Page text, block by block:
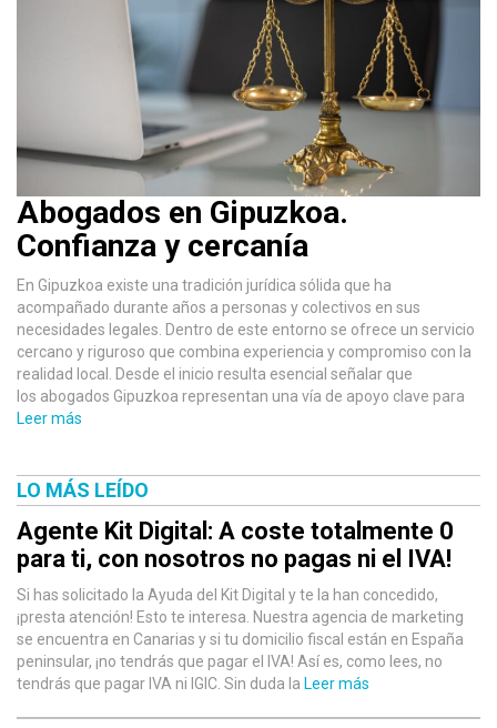
Abogados en Gipuzkoa.
Confianza y cercanía
En Gipuzkoa existe una tradición jurídica sólida que ha
acompañado durante años a personas y colectivos en sus
necesidades legales. Dentro de este entorno se ofrece un servicio
cercano y riguroso que combina experiencia y compromiso con la
realidad local. Desde el inicio resulta esencial señalar que
los abogados Gipuzkoa representan una vía de apoyo clave para
Leer más
LO MÁS LEÍDO
Agente Kit Digital: A coste totalmente 0
para ti, con nosotros no pagas ni el IVA!
Si has solicitado la Ayuda del Kit Digital y te la han concedido,
¡presta atención! Esto te interesa. Nuestra agencia de marketing
se encuentra en Canarias y si tu domicilio fiscal están en España
peninsular, ¡no tendrás que pagar el IVA! Así es, como lees, no
tendrás que pagar IVA ni IGIC. Sin duda la Leer más